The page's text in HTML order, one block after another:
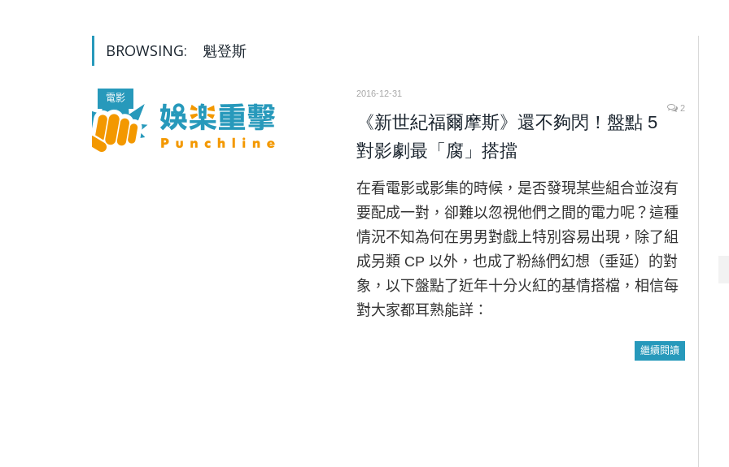
BROWSING: 魁登斯
電影
2016-12-31
2
《新世紀福爾摩斯》還不夠閃！盤點 5
對影劇最「腐」搭擋
在看電影或影集的時候，是否發現某些組合並沒有
要配成一對，卻難以忽視他們之間的電力呢？這種
情況不知為何在男男對戲上特別容易出現，除了組
成另類 CP 以外，也成了粉絲們幻想（垂延）的對
象，以下盤點了近年十分火紅的基情搭檔，相信每
對大家都耳熟能詳：
繼續閱讀